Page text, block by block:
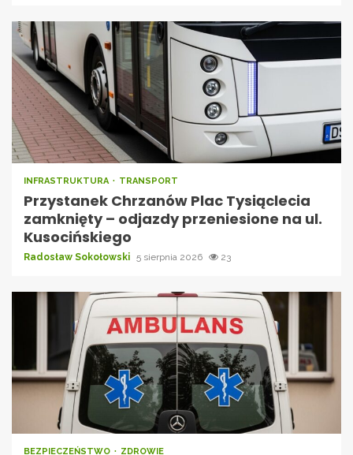
INFRASTRUKTURA TRANSPORT
Przystanek Chrzanów Plac Tysiąclecia
zamknięty – odjazdy przeniesione na ul.
Kusocińskiego
Radosław Sokołowski 5 sierpnia 2026 23
BEZPIECZEŃSTWO ZDROWIE